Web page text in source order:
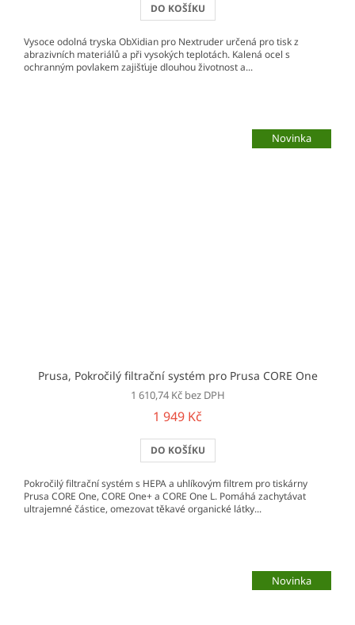
DO KOŠÍKU
Vysoce odolná tryska ObXidian pro Nextruder určená pro tisk z
abrazivních materiálů a při vysokých teplotách. Kalená ocel s
ochranným povlakem zajišťuje dlouhou životnost a...
Novinka
Prusa, Pokročilý filtrační systém pro Prusa CORE One
1 610,74 Kč bez DPH
1 949 Kč
DO KOŠÍKU
Pokročilý filtrační systém s HEPA a uhlíkovým filtrem pro tiskárny
Prusa CORE One, CORE One+ a CORE One L. Pomáhá zachytávat
ultrajemné částice, omezovat těkavé organické látky...
Novinka